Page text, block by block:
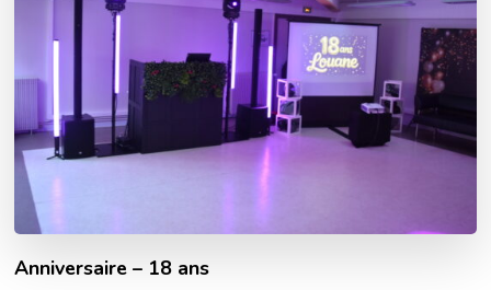
Anniversaire – 18 ans